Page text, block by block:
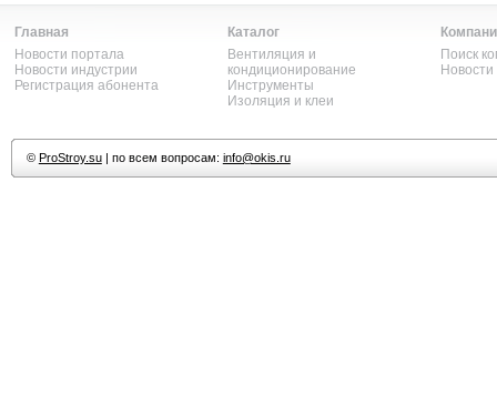
Главная
Новости портала
Новости индустрии
Регистрация абонента
Каталог
Вентиляция и
кондиционирование
Инструменты
Изоляция и клеи
Поиск
© ProStroy.su| по всем вопросам: info@okis.ru